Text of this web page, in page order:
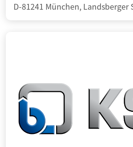
D-81241 München, Landsberger